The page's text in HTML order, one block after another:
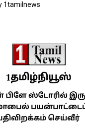
1tamilnews